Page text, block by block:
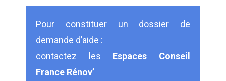
Pour constituer un dossier de
demande d’aide :
contactez les Espaces Conseil
France Rénov’